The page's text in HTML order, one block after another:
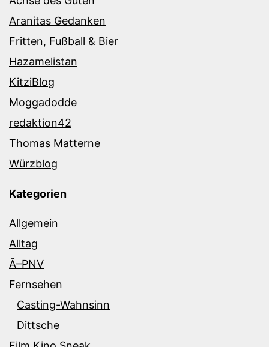
Aranitas Gedanken
Fritten, Fußball & Bier
Hazamelistan
KitziBlog
Moggadodde
redaktion42
Thomas Matterne
Würzblog
Kategorien
Allgemein
Alltag
Ã–PNV
Fernsehen
Casting-Wahnsinn
Dittsche